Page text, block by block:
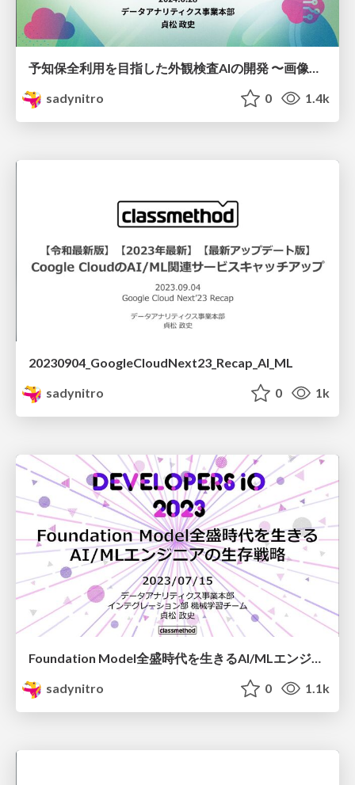
予知保全利用を目指した外観検査AIの開発 〜画像処理AIを用いた外観画像に対する異常検知〜
sadynitro
0 1.4k
20230904_GoogleCloudNext23_Recap_AI_ML
sadynitro
0 1k
Foundation Model全盛時代を生きるAI/MLエンジニアの生存戦略
sadynitro
0 1.1k